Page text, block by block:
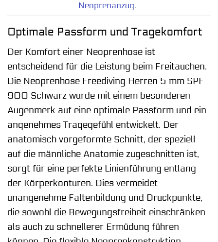
Neoprenanzug.
Optimale Passform und Tragekomfort
Der Komfort einer Neoprenhose ist
entscheidend für die Leistung beim Freitauchen.
Die Neoprenhose Freediving Herren 5 mm SPF
900 Schwarz wurde mit einem besonderen
Augenmerk auf eine optimale Passform und ein
angenehmes Tragegefühl entwickelt. Der
anatomisch vorgeformte Schnitt, der speziell
auf die männliche Anatomie zugeschnitten ist,
sorgt für eine perfekte Linienführung entlang
der Körperkonturen. Dies vermeidet
unangenehme Faltenbildung und Druckpunkte,
die sowohl die Bewegungsfreiheit einschränken
als auch zu schnellerer Ermüdung führen